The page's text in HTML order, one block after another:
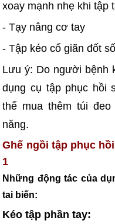
xoay mạnh nhẹ khi tập
- Tạy nâng cơ tay
- Tập kéo cổ giãn đốt
Lưu ý: Do người bệnh
dụng cụ tập phục hồi
thể mua thêm túi
năng.
Ghế ngồi tập phục
1
Những động tác của
tai biến:
Kéo tập phần tay: